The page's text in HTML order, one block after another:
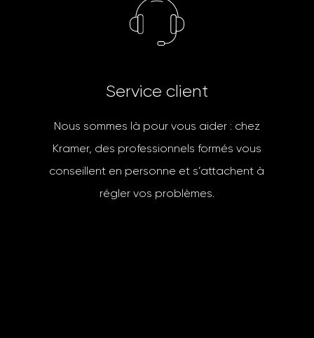
Service cl ient
Nous sommes là pour vous aider : chez
Kramer, des professionnels formés vous
conseillent en personne et s’attachent à
régler vos problèmes.